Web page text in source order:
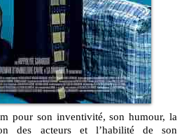
des acteurs et l’habilité de son